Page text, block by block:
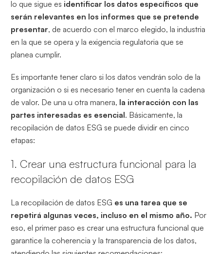
lo que sigue es identificar los datos específicos que
serán relevantes en los informes que se pretende
presentar, de acuerdo con el marco elegido, la industria
en la que se opera y la exigencia regulatoria que se
planea cumplir.
Es importante tener claro si los datos vendrán solo de la
organización o si es necesario tener en cuenta la cadena
de valor. De una u otra manera, la interacción con las
partes interesadas es esencial. Básicamente, la
recopilación de datos ESG se puede dividir en cinco
etapas:
1. Crear una estructura funcional para la
recopilación de datos ESG
La recopilación de datos ESG es una tarea que se
repetirá algunas veces, incluso en el mismo año. Por
eso, el primer paso es crear una estructura funcional que
garantice la coherencia y la transparencia de los datos,